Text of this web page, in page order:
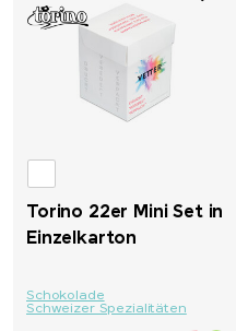
Torino 22er Mini Set in
Einzelkarton
Schokolade
Schweizer Spezialitäten